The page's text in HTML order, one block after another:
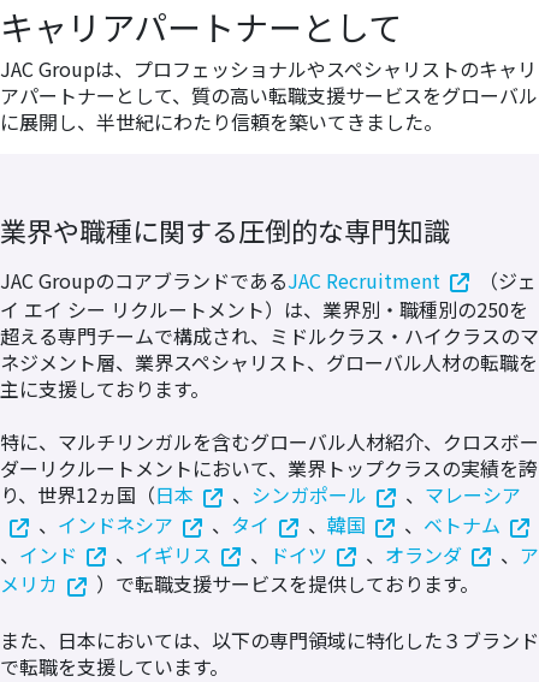
キャリアパートナーとして
JAC Groupは、プロフェッショナルやスペシャリストのキャリ
アパートナーとして、質の高い転職支援サービスをグローバル
に展開し、半世紀にわたり信頼を築いてきました。
業界や職種に関する圧倒的な専門知識
JAC GroupのコアブランドであるJAC Recruitment
（ジェ
イ エイ シー リクルートメント）は、業界別・職種別の250を
超える専門チームで構成され、ミドルクラス・ハイクラスのマ
ネジメント層、業界スペシャリスト、グローバル人材の転職を
主に支援しております。
特に、マルチリンガルを含むグローバル人材紹介、クロスボー
ダーリクルートメントにおいて、業界トップクラスの実績を誇
り、世界12ヵ国（日本 、 シンガポール 、 マレーシア
、 インドネシア 、 タイ 、 韓国 、 ベトナム
、 インド 、 イギリス 、 ドイツ 、 オランダ 、 ア
メリカ
）で転職支援サービスを提供しております。
また、日本においては、以下の専門領域に特化した３ブランド
で転職を支援しています。